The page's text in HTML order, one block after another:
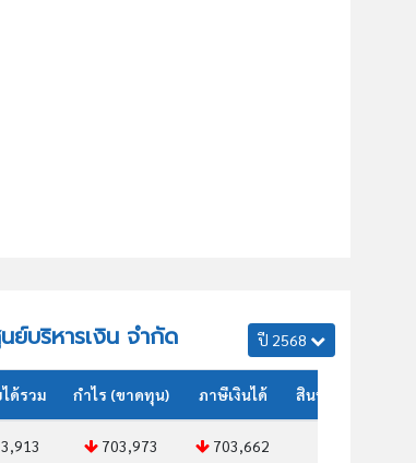
บริหารเงิน จำกัด ปี 2568
ด้รวม กำไร (ขาดทุน) ภาษีเงินได้ สินทรัพย์รวม
703,973 703,662